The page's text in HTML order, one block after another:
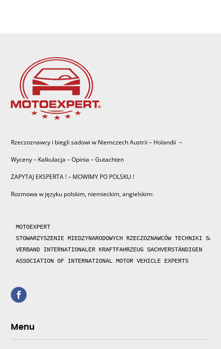
Rzeczoznawcy i biegli sadowi w Niemczech Austrii – Holandii –
Wyceny – Kalkulacja – Opinia – Gutachten
ZAPYTAJ EKSPERTA ! – MOWIMY PO POLSKU !
Rozmowa w języku polskim, niemieckim, angielskim:
MOTOEXPERT
STOWARZYSZENIE MIEDZYNARODOWYCH RZECZOZNAWCÓW TECHNIKI
VERBAND INTERNATIONALER KRAFTFAHRZEUG SACHVERSTÄNDIGEN
ASSOCIATION OF INTERNATIONAL MOTOR VEHICLE EXPERTS
Menu